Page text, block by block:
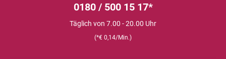
0180 / 500 15 17*
Täglich von 7.00 - 20.00 Uhr
(*€ 0,14/Min.)